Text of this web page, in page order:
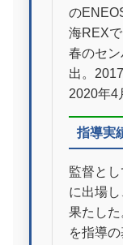
の
海REX
春のセ
出。
2020年4
指導実
監督と
に出場
果たし
を指導